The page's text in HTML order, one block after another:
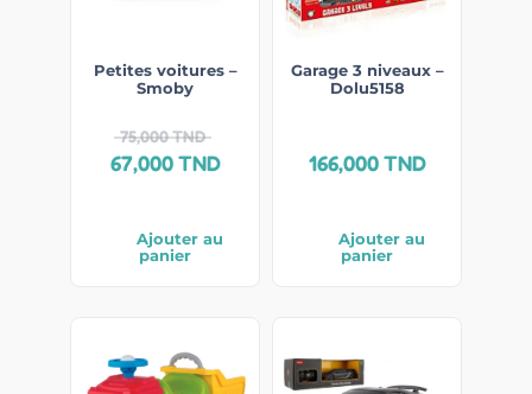
Petites voitures –
Smoby
75,000TND
67,000TND
Ajouter au
panier
Garage 3 niveaux –
Dolu5158
166,000TND
Ajouter au
panier